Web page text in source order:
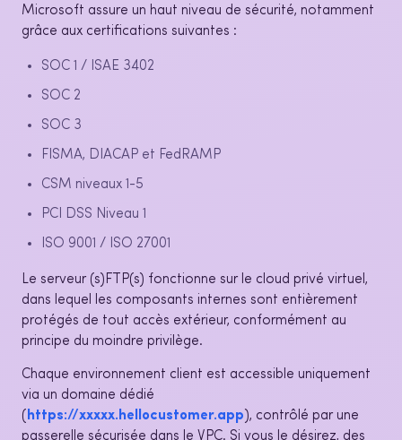
Microsoft assure un haut niveau de sécurité, notamment
grâce aux certifications suivantes :
SOC 1 / ISAE 3402
SOC 2
SOC 3
FISMA, DIACAP et FedRAMP
CSM niveaux 1-5
PCI DSS Niveau 1
ISO 9001 / ISO 27001
Le serveur (s)FTP(s) fonctionne sur le cloud privé virtuel,
dans lequel les composants internes sont entièrement
protégés de tout accès extérieur, conformément au
principe du moindre privilège.
Chaque environnement client est accessible uniquement
via un domaine dédié
( https://xxxxx.hellocustomer.app), contrôlé par une
passerelle sécurisée dans le VPC. Si vous le désirez, des